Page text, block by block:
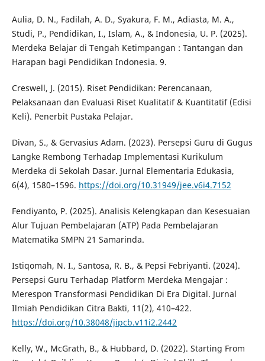
Aulia, D. N., Fadilah, A. D., Syakura, F. M., Adiasta, M. A.,
Studi, P., Pendidikan, I., Islam, A., & Indonesia, U. P. (2025).
Merdeka Belajar di Tengah Ketimpangan : Tantangan dan
Harapan bagi Pendidikan Indonesia. 9.
Creswell, J. (2015). Riset Pendidikan: Perencanaan,
Pelaksanaan dan Evaluasi Riset Kualitatif & Kuantitatif (Edisi
Keli). Penerbit Pustaka Pelajar.
Divan, S., & Gervasius Adam. (2023). Persepsi Guru di Gugus
Langke Rembong Terhadap Implementasi Kurikulum
Merdeka di Sekolah Dasar. Jurnal Elementaria Edukasia,
6(4), 1580–1596. https://doi.org/10.31949/jee.v6i4.7152
Fendiyanto, P. (2025). Analisis Kelengkapan dan Kesesuaian
Alur Tujuan Pembelajaran (ATP) Pada Pembelajaran
Matematika SMPN 21 Samarinda.
Istiqomah, N. I., Santosa, R. B., & Pepsi Febriyanti. (2024).
Persepsi Guru Terhadap Platform Merdeka Mengajar :
Merespon Transformasi Pendidikan Di Era Digital. Jurnal
Ilmiah Pendidikan Citra Bakti, 11(2), 410–422.
https://doi.org/10.38048/jipcb.v11i2.2442
Kelly, W., McGrath, B., & Hubbard, D. (2022). Starting From